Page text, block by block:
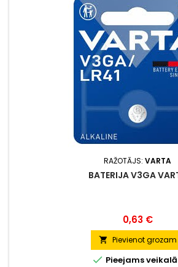
RAŽOTĀJS: VARTA
BATERIJA V3GA
Cena
0,63 €
 Pievienot grozam
 Pieejams veikalā